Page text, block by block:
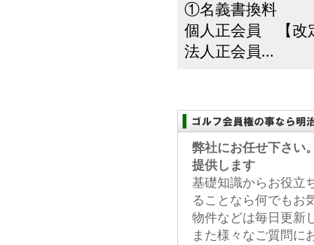
①名義書換料
個人正会員 【改
法人正会員...
弊社にお任せ下さい
提供します
基礎知識からお役立
ることなら何でもお
物件などは毎日更新
また様々なご質問に